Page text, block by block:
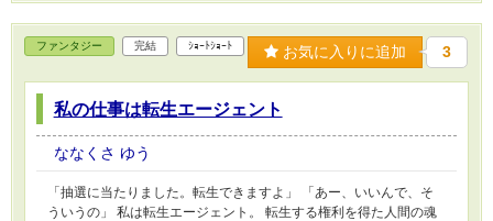
ファンタジー 完結 ｼｮｰﾄｼｮｰﾄ お気に入りに追加 3
私の仕事は転生エージェント
ななくさ ゆう
「抽選に当たりました。転生できますよ」 「あー、いいんで、そ
ういうの」 私は転生エージェント。 転生する権利を得た人間の魂